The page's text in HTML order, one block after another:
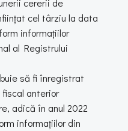
cererii de
cel târziu la data
informațiilor
al Registrului
să fi înregistrat
anterior
adică în anul 2022
informațiilor din